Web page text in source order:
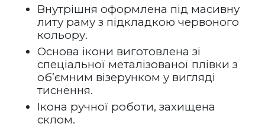
Внутрішня оформлена під масивну
литу раму з підкладкою червоного
кольору.
Основа ікони виготовлена зі
спеціальної металізованої плівки з
об’ємним візерунком у вигляді
тиснення.
Ікона ручної роботи, захищена
склом.